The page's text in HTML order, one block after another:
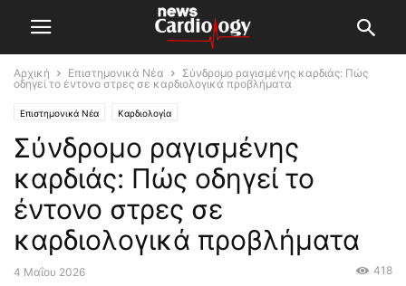
Αρχική Επιστημονικά Νέα
Σύνδρομο ραγισμένης καρδιάς: Πώς
οδηγεί το έντονο στρες σε καρδιολογικά προβλήματα
Επιστημονικά Νέα Καρδιολογία
Σύνδρομο ραγισμένης
καρδιάς: Πώς οδηγεί το
έντονο στρες σε
καρδιολογικά προβλήματα
4 Μαΐου 2026 418